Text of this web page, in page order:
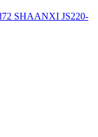
SHAANXI JS220-